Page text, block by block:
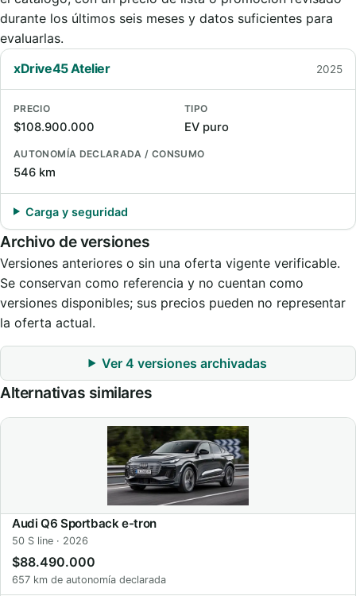
durante los últimos seis meses y datos suficientes para
evaluarlas.
xDrive45 Atelier
2025
PRECIO
$108.900.000
TIPO
EV puro
AUTONOMÍA DECLARADA / CONSUMO
546 km
Carga y seguridad
Archivo de versiones
Versiones anteriores o sin una oferta vigente verificable.
Se conservan como referencia y no cuentan como
versiones disponibles; sus precios pueden no representar
la oferta actual.
Ver 4 versiones archivadas
Alternativas similares
Audi Q6 Sportback e-tron
50 S line · 2026
$88.490.000
657 km de autonomía declarada